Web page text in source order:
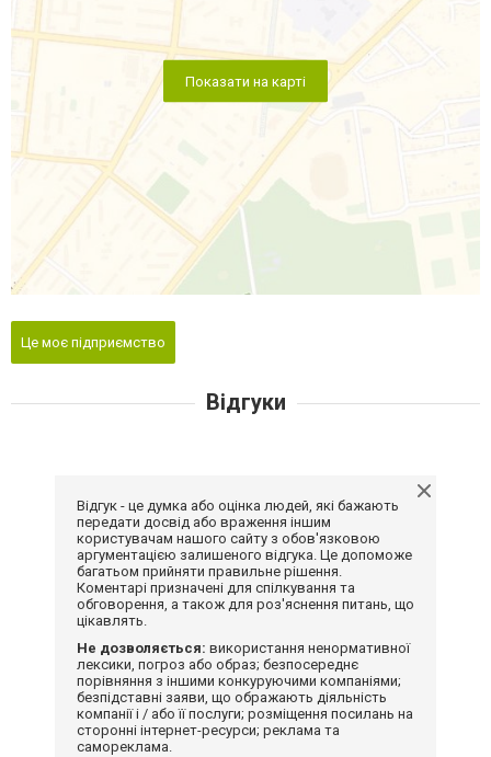
Показати на карті
Це моє підприємство
Відгуки
Відгук - це думка або оцінка людей, які бажають
передати досвід або враження іншим
користувачам нашого сайту з обов'язковою
аргументацією залишеного відгука. Це допоможе
багатьом прийняти правильне рішення.
Коментарі призначені для спілкування та
обговорення, а також для роз'яснення питань, що
цікавлять.
Не дозволяється: використання ненормативної
лексики, погроз або образ; безпосереднє
порівняння з іншими конкуруючими компаніями;
безпідставні заяви, що ображають діяльність
компанії і / або її послуги; розміщення посилань на
сторонні інтернет-ресурси; реклама та
самореклама.